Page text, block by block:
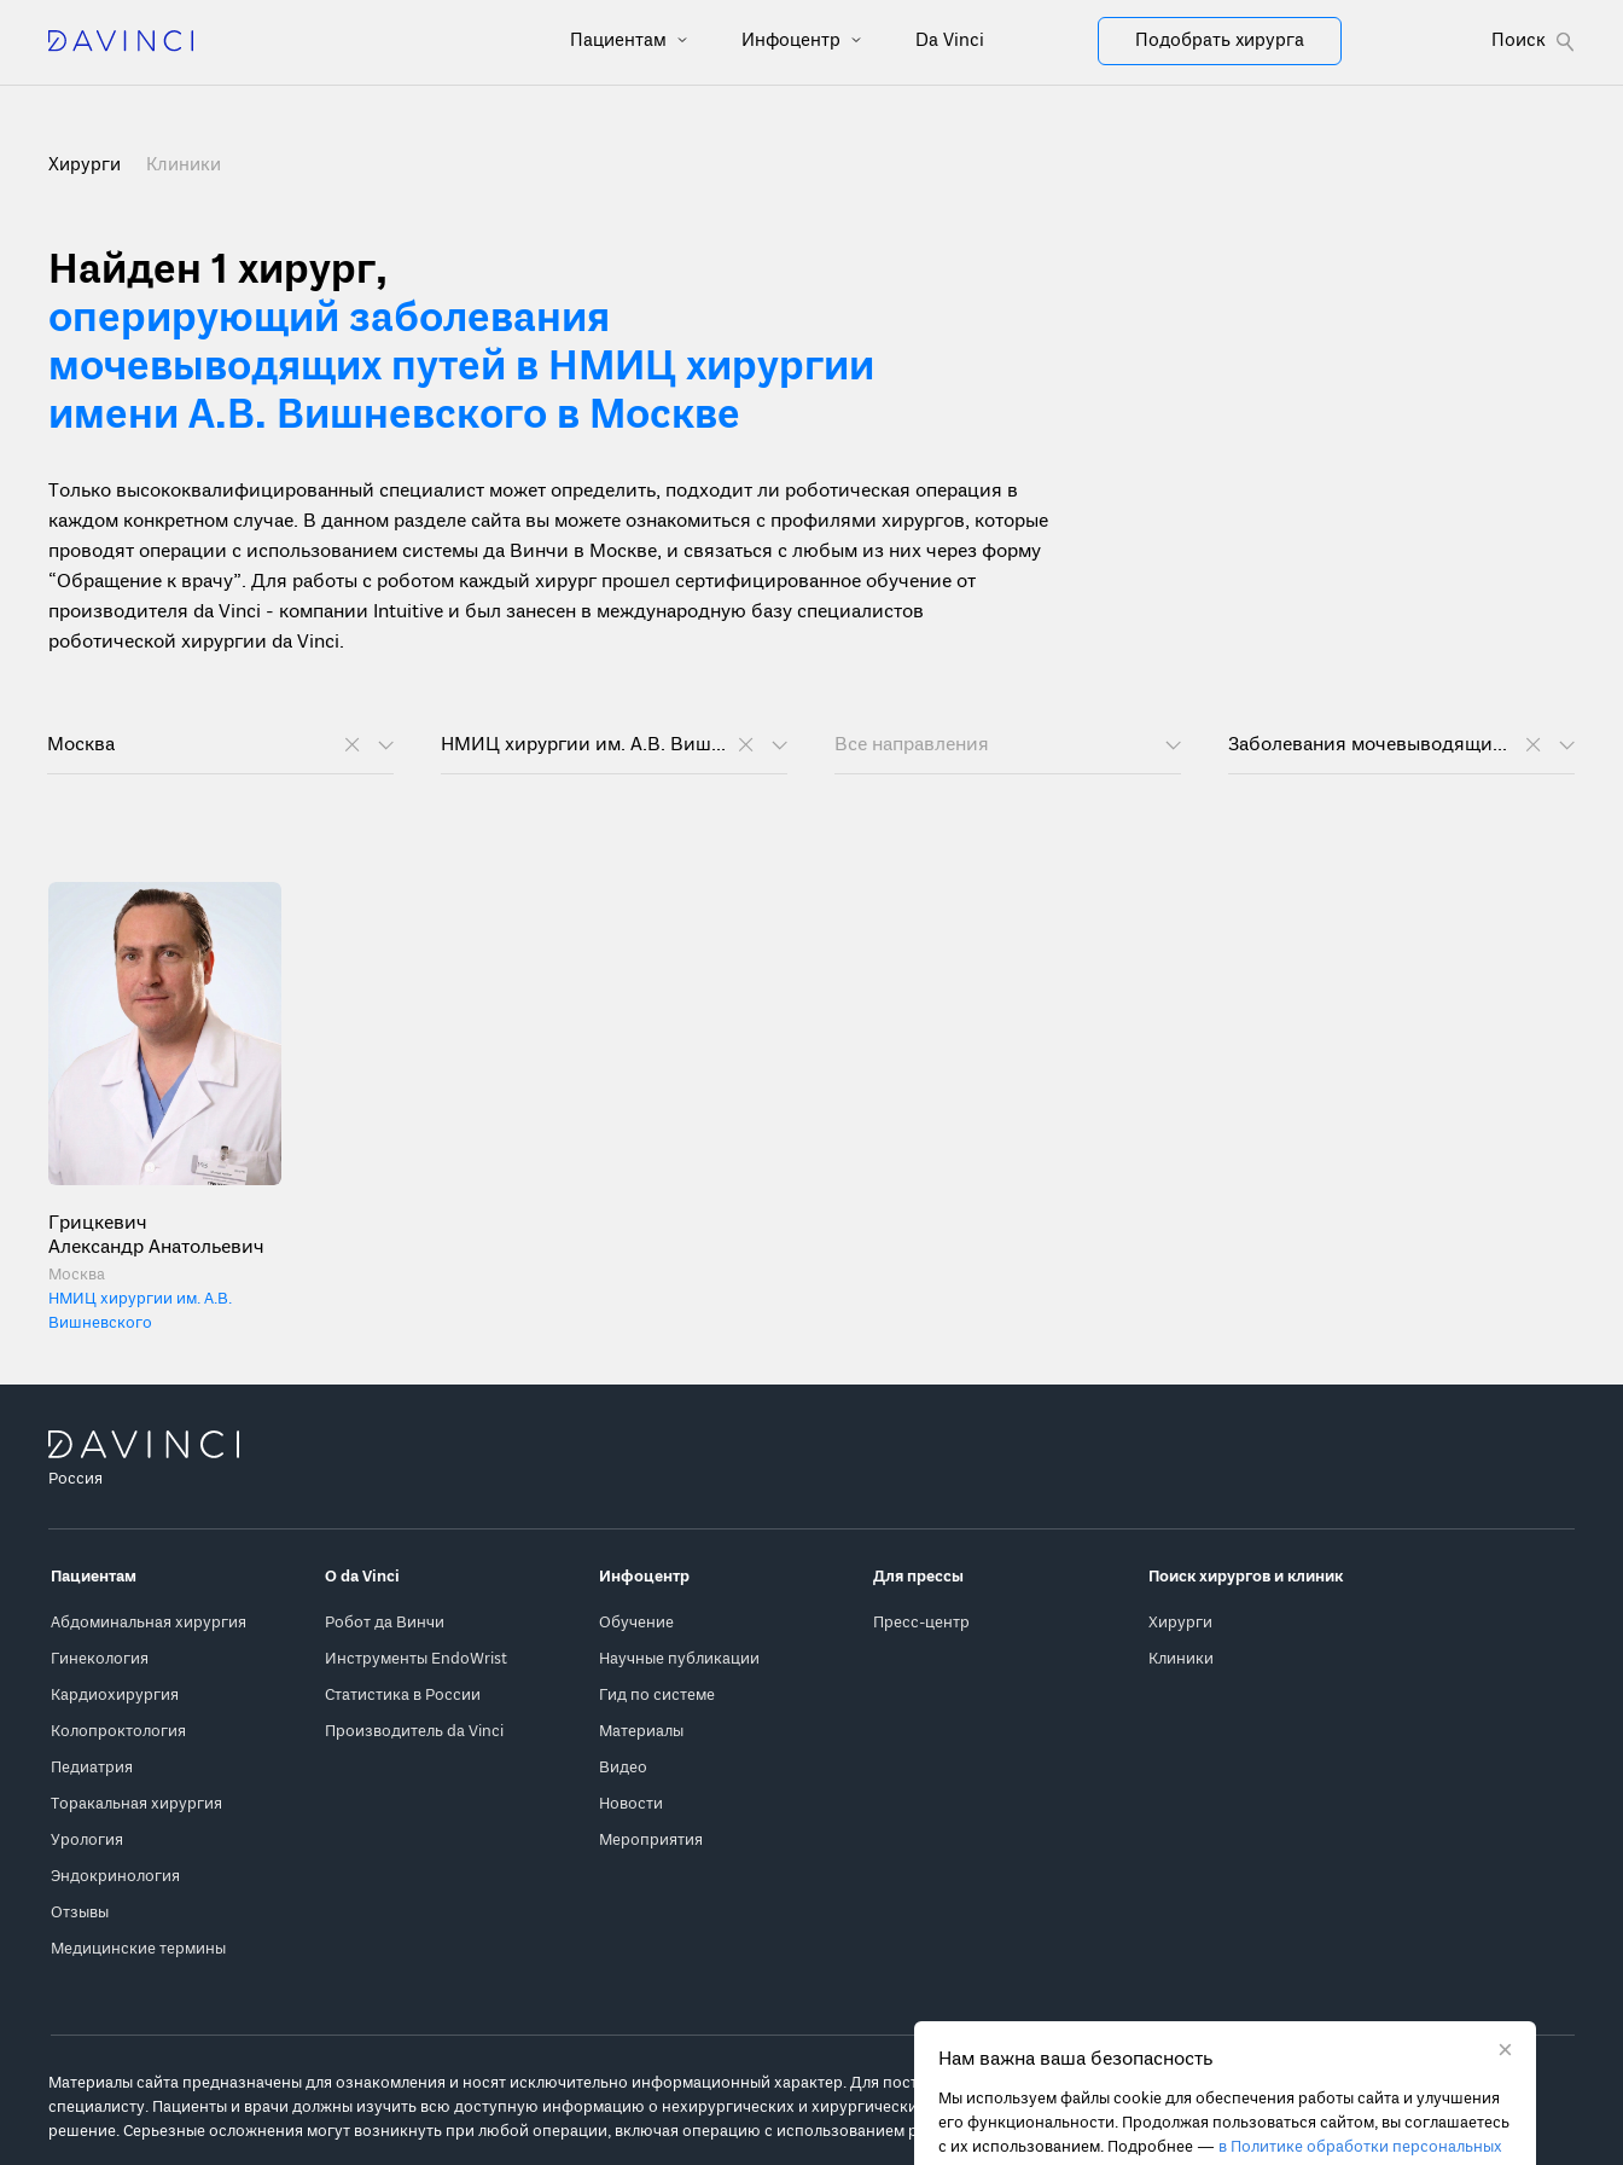
Пациентам Инфоцентр Da Vinci Подобрать хирурга Поиск
Хирурги Клиники
Найден 1 хирург,
оперирующий заболевания
мочевыводящих путей в НМИЦ хирургии
имени А.В. Вишневского в Москве
Только высококвалифицированный специалист может определить, подходит ли роботическая операция в
каждом конкретном случае. В данном разделе сайта вы можете ознакомиться с профилями хирургов, которые
проводят операции с использованием системы да Винчи в Москве, и связаться с любым из них через форму
“Обращение к врачу”. Для работы с роботом каждый хирург прошел сертифицированное обучение от
производителя da Vinci - компании Intuitive и был занесен в международную базу специалистов
роботической хирургии da Vinci.
Москва НМИЦ хирургии им. А.В. Вишневского Все направления Заболевания мочевыводящих путей
Грицкевич
Александр Анатольевич
Москва
НМИЦ хирургии им. А.В.
Вишневского
×
Нам важна ваша безопасность
Мы используем файлы cookie для обеспечения работы сайта и улучшения
его функциональности. Продолжая пользоваться сайтом, вы соглашаетесь
с их использованием. Подробнее — в Политике обработки персональных
Россия
Пациентам
Абдоминальная хирургия
Гинекология
Кардиохирургия
Колопроктология
Педиатрия
Торакальная хирургия
Урология
Эндокринология
Отзывы
Медицинские термины
О da Vinci
Робот да Винчи
Инструменты EndoWrist
Статистика в России
Производитель da Vinci
Инфоцентр
Обучение
Научные публикации
Гид по системе
Материалы
Видео
Новости
Мероприятия
Для прессы
Пресс-центр
Поиск хирургов и клиник
Хирурги
Клиники
Материалы сайта предназначены для ознакомления и носят исключительно информационный характер. Для постановки диагноза и выбора метода лечения обратитесь за консультацией к
специалисту. Пациенты и врачи должны изучить всю доступную информацию о нехирургических и хирургических вариантах лечения и связанных с ними рисках, чтобы принять обоснованное
решение. Серьезные осложнения могут возникнуть при любой операции, включая операцию с использованием робота da Vinci.